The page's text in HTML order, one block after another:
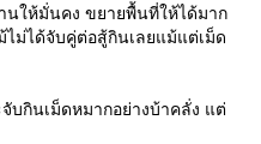
นให้มั่นคง ขยายพื้นที่ให้ได้มาก
ม่ได้จับคู่ต่อสู้กินเลยแม้แต่เม็ด
บกินเม็ดหมากอย่างบ้าคลั่ง แต่